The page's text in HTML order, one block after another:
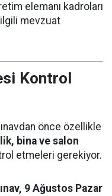
elemanı kadroları
mevzuat
Kontrol
önce özellikle
bina ve salon
etmeleri gerekiyor.
9 Ağustos Pazar